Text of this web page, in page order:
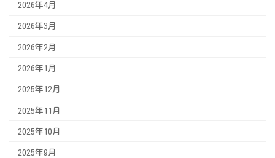
2026年4月
2026年3月
2026年2月
2026年1月
2025年12月
2025年11月
2025年10月
2025年9月